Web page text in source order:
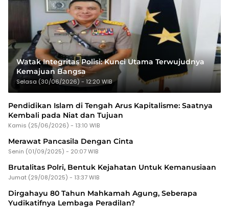
Watak Integritas Polisi: Kunci Utama Terwujudnya
Kemajuan Bangsa
Selasa (30/06/2026) - 12:20 WIB
Pendidikan Islam di Tengah Arus Kapitalisme: Saatnya
Kembali pada Niat dan Tujuan
Kamis (25/06/2026) - 13:10 WIB
Merawat Pancasila Dengan Cinta
Senin (01/09/2025) - 20:07 WIB
Brutalitas Polri, Bentuk Kejahatan Untuk Kemanusiaan
Jumat (29/08/2025) - 13:37 WIB
Dirgahayu 80 Tahun Mahkamah Agung, Seberapa
Yudikatifnya Lembaga Peradilan?